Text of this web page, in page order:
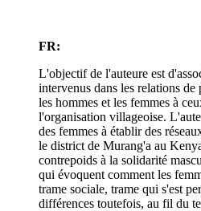
FR:
L'objectif de l'auteure est
intervenus dans les relations
les hommes et les femmes à
l'organisation villageoise.
des femmes à établir des
le district de Murang'a au
contrepoids à la solidarité
qui évoquent comment les
trame sociale, trame qui s'est
différences toutefois, au fil du